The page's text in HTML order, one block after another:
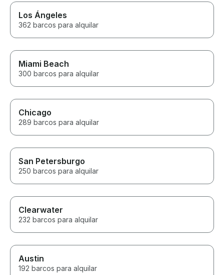
Los Ángeles
362 barcos para alquilar
Miami Beach
300 barcos para alquilar
Chicago
289 barcos para alquilar
San Petersburgo
250 barcos para alquilar
Clearwater
232 barcos para alquilar
Austin
192 barcos para alquilar